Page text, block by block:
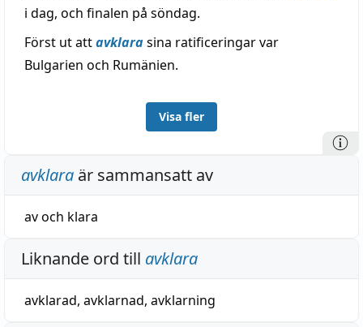
i dag, och finalen på söndag.
Först ut attavklarasina ratificeringar var
Bulgarien och Rumänien.
Visa fler
avklara är sammansatt av
avoch klara
Liknande ord till avklara
avklarad, avklarnad, avklarning